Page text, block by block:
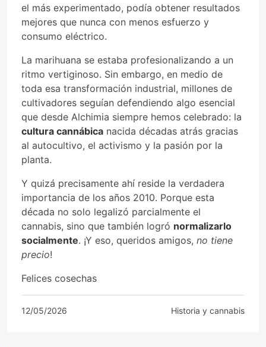
el más experimentado, podía obtener resultados
mejores que nunca con menos esfuerzo y
consumo eléctrico.
La marihuana se estaba profesionalizando a un
ritmo vertiginoso. Sin embargo, en medio de
toda esa transformación industrial, millones de
cultivadores seguían defendiendo algo esencial
que desde Alchimia siempre hemos celebrado: la
cultura cannábica nacida décadas atrás gracias
al autocultivo, el activismo y la pasión por la
planta.
Y quizá precisamente ahí reside la verdadera
importancia de los años 2010. Porque esta
década no solo legalizó parcialmente el
cannabis, sino que también logró normalizarlo
socialmente. ¡Y eso, queridos amigos, no tiene
precio!
Felices cosechas
12/05/2026 Historia y cannabis